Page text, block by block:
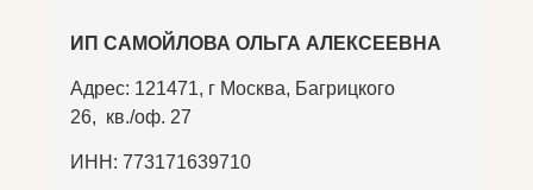
ИП САМОЙЛОВА ОЛЬГА АЛЕКСЕЕВНА
Адрес: 121471, г Москва, Багрицкого
26, кв./оф. 27
ИНН: 773171639710